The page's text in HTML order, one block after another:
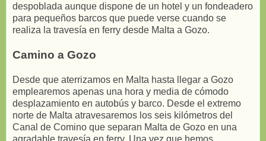
despoblada aunque dispone de un hotel y un fondeadero
para pequeños barcos que puede verse cuando se
realiza la travesía en ferry desde Malta a Gozo.
Camino a Gozo
Desde que aterrizamos en Malta hasta llegar a Gozo
emplearemos apenas una hora y media de cómodo
desplazamiento en autobús y barco. Desde el extremo
norte de Malta atravesaremos los seis kilómetros del
Canal de Comino que separan Malta de Gozo en una
agradable travesía en ferry. Una vez que hemos